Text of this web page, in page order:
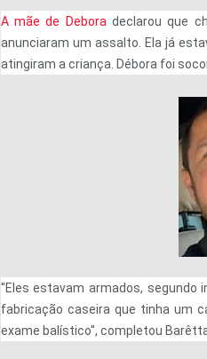
A mãe de Debora declarou que
anunciaram um assalto. Ela já
atingiram a criança. Débora foi
''Eles estavam armados, segundo
fabricação caseira que tinha um
exame balístico'', completou